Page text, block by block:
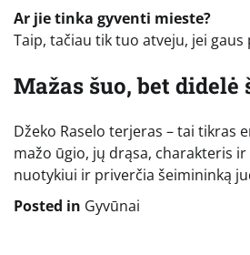
Ar jie tinka gyventi mieste?
Taip, tačiau tik tuo atveju, jei
Mažas šuo, bet didelė
Džeko Raselo terjeras – tai tikras
mažo ūgio, jų drąsa, charakteris
nuotykiui ir priverčia šeimininką
Posted in Gyvūnai